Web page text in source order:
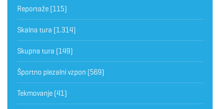
Reportaže (115)
Skalna tura (1.314)
Skupna tura (149)
Športno plezalni vzpon (569)
Tekmovanje (41)